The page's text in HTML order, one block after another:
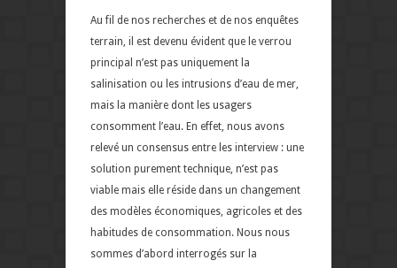
Au fil de nos recherches et de nos enquêtes
terrain, il est devenu évident que le verrou
principal n’est pas uniquement la
salinisation ou les intrusions d’eau de mer,
mais la manière dont les usagers
consomment l’eau. En effet, nous avons
relevé un consensus entre les interview : une
solution purement technique, n’est pas
viable mais elle réside dans un changement
des modèles économiques, agricoles et des
habitudes de consommation. Nous nous
sommes d’abord interrogés sur la